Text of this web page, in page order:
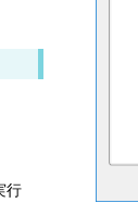
行